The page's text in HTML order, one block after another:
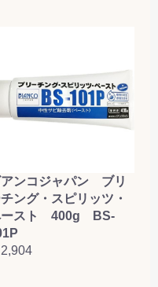
アンコジャパン ブリ
ング・スピリッツ・
ースト 400g BS-
2,904